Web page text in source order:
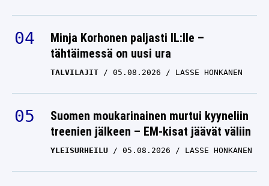
Minja Korhonen paljasti IL:lle –
tähtäimessä on uusi ura
TALVILAJIT 05.08.2026 LASSE HONKANEN
Suomen moukarinainen murtui kyyneliin
treenien jälkeen – EM-kisat jäävät väliin
YLEISURHEILU 05.08.2026 LASSE HONKANEN